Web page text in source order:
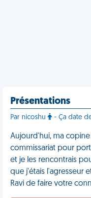
Présentations
Par nicoshu - Ça date
Aujourd'hui, ma
commissariat pour
et je les rencontrais
que j'étais l'agresseur
Ravi de faire votre